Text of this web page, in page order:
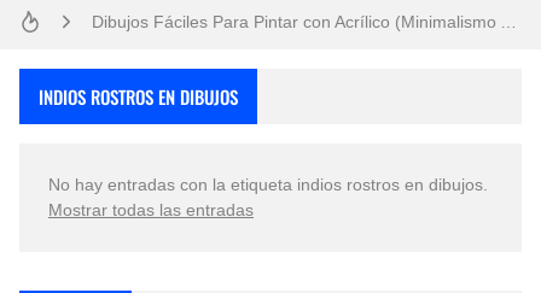
INDIOS ROSTROS EN DIBUJOS
No hay entradas con la etiqueta indios rostros en dibujos
Mostrar todas las entradas